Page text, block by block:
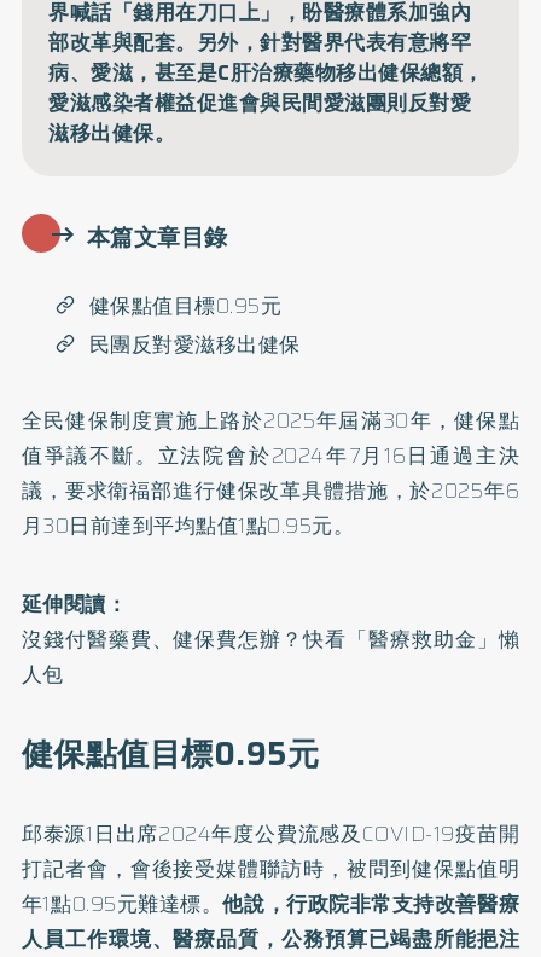
界喊話「錢用在刀口上」，盼醫療體系加強內
部改革與配套。另外，針對醫界代表有意將罕
病、愛滋，甚至是C肝治療藥物移出健保總額，
愛滋感染者權益促進會與民間愛滋團則反對愛
滋移出健保。
本篇文章目錄
健保點值目標0.95元
民團反對愛滋移出健保
全民健保制度實施上路於2025年屆滿30年，健保點
值爭議不斷。立法院會於2024年7月16日通過主決
議，要求衛福部進行健保改革具體措施，於2025年6
月30日前達到平均點值1點0.95元。
延伸閱讀：
沒錢付醫藥費、健保費怎辦？快看「醫療救助金」懶
人包
健保點值目標0.95元
邱泰源1日出席2024年度公費流感及COVID-19疫苗開
打記者會，會後接受媒體聯訪時，被問到健保點值明
年1點0.95元難達標。他說，行政院非常支持改善醫療
人員工作環境、醫療品質，公務預算已竭盡所能挹注